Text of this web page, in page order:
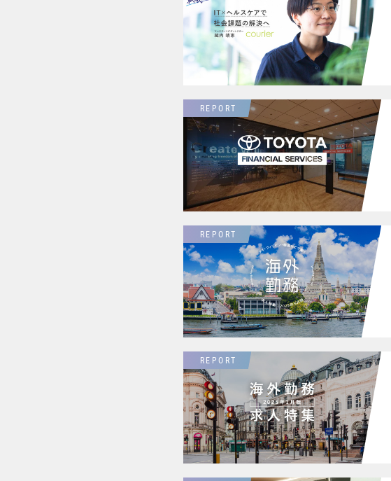
REPORT
REPORT
REPORT